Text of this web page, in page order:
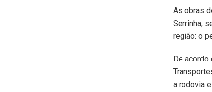
As obras
Serrinha,
região: o
De
a rodovia